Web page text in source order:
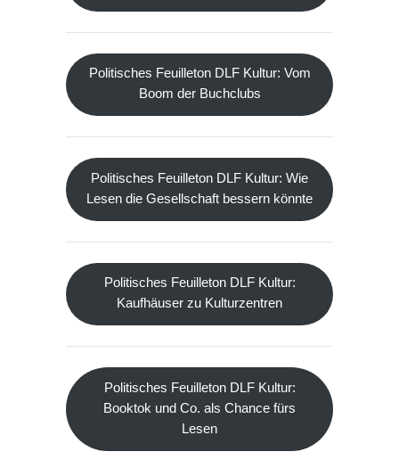
Politisches Feuilleton DLF Kultur: Vom
Boom der Buchclubs
Politisches Feuilleton DLF Kultur: Wie
Lesen die Gesellschaft bessern könnte
Politisches Feuilleton DLF Kultur:
Kaufhäuser zu Kulturzentren
Politisches Feuilleton DLF Kultur:
Booktok und Co. als Chance fürs
Lesen